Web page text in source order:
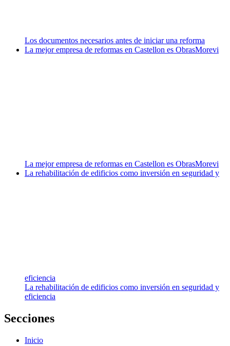
Los documentos necesarios antes de iniciar una reforma
La mejor empresa de reformas en Castellon es ObrasMorevi
La mejor empresa de reformas en Castellon es ObrasMorevi
La rehabilitación de edificios como inversión en seguridad y
eficiencia
La rehabilitación de edificios como inversión en seguridad y
eficiencia
Secciones
Inicio